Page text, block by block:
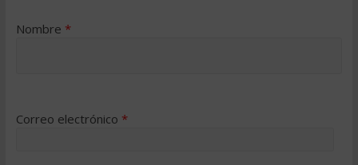
Nombre *
Correo electrónico *